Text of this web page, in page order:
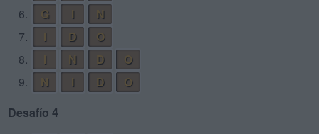
6.
G
N
7.
D
O
8.
N D
O
9.
N D
O
Desafío 4